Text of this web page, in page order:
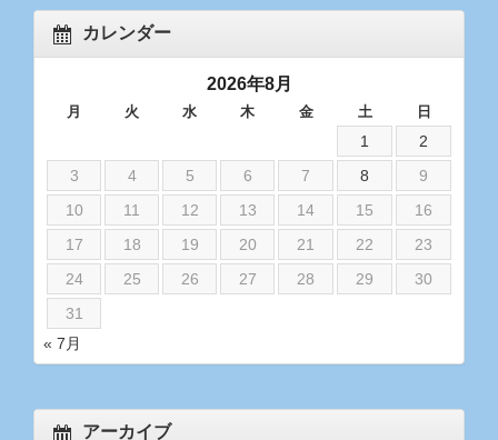
カレンダー
2026年8月
月 火 水 木 金 土 日
1
2
3
4 5 6 7 8
9
10
11 12 13 14 15
16
17
18 19 20 21 22
23
24
25 26 27 28 29
30
31
« 7月
アーカイブ